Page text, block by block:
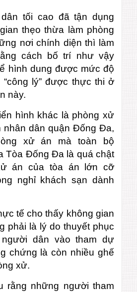
tối cao đã tận dụng
thẹo thừa làm phòng
nơi chính diện thì làm
cách bố trí như vậy
hình dung được mức độ
lý” được thực thi ở
này.
hình khác là phòng xử
nhân dân quận Đống Đa,
xử án mà toàn bộ
Tòa Đống Đa là quá chật
án của tòa án lớn cỡ
nghỉ khách sạn dành
tế cho thấy không gian
phải là lý do thuyết phục
dân vào tham dự
chứng là còn nhiều ghế
xử.
rằng những người tham